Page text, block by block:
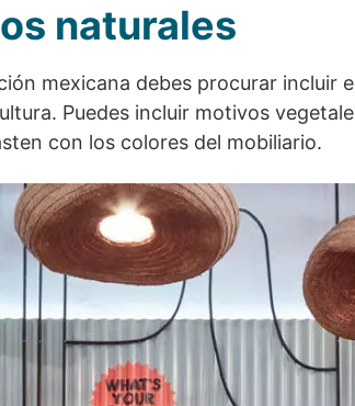
naturales
mexicana debes procurar incluir
Puedes incluir motivos
con los colores del mobiliario.